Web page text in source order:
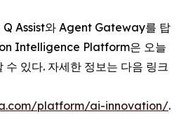
Q Assist와 Agent Gateway를 탑
Intelligence Platform은 오늘
수 있다. 자세한 정보는 다음 링크
platform/ai-innovation/.